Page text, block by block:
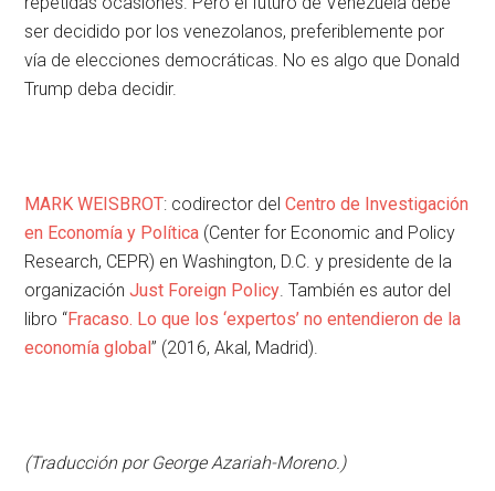
ser decidido por los venezolanos, preferiblemente por
vía de elecciones democráticas. No es algo que Donald
Trump deba decidir.
MARK WEISBROT: codirector delCentro de Investigación
en Economía y Política (Center for Economic and Policy
Research, CEPR) en Washington, D.C. y presidente de la
organizaciónJust Foreign Policy . También es autor del
libro “Fracaso. Lo que los ‘expertos’ no entendieron de la
economía global” (2016, Akal, Madrid).
(Traducción por George Azariah-Moreno.)